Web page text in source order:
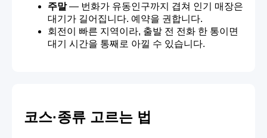
주말— 번화가 유동인구까지 겹쳐 인기 매장은
대기가 길어집니다. 예약을 권합니다.
회전이 빠른 지역이라, 출발 전 전화 한 통이면
대기 시간을 통째로 아낄 수 있습니다.
코스·종류 고르는 법